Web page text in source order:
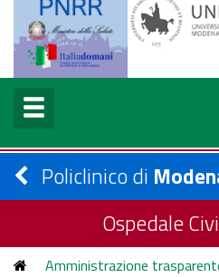
Policlinico di
Ospedale
Amministrazione